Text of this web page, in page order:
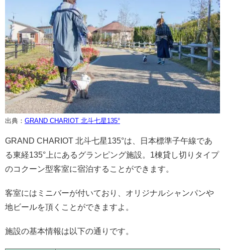
出典： GRAND CHARIOT 北斗七星135°
GRAND CHARIOT 北斗七星135°は、日本標準子午線であ
る東経135°上にあるグランピング施設。1棟貸し切りタイプ
のコクーン型客室に宿泊することができます。
客室にはミニバーが付いており、オリジナルシャンパンや
地ビールを頂くことができますよ。
施設の基本情報は以下の通りです。